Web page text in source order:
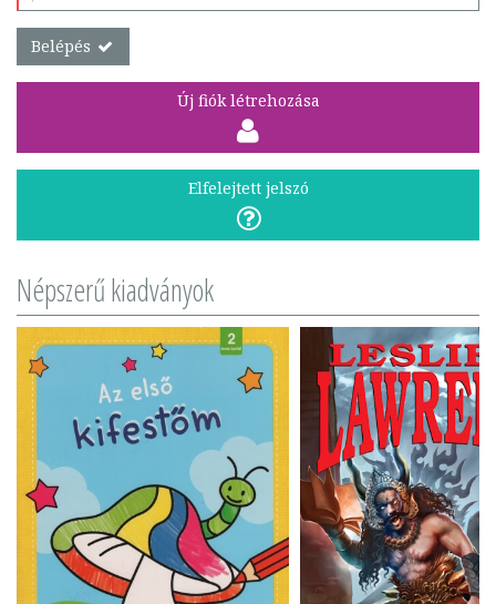
Belépés
Új fiók létrehozása
Elfelejtett jelszó
Népszerű kiadványok